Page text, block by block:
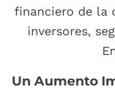
financiero de la
inversores,
Un Aumento